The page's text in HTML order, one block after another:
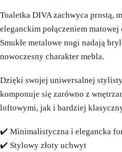
Toaletka DIVA zachwyca prostą,
eleganckim połączeniem
Smukłe metalowe nogi nadają
nowoczesny charakter mebla.
Dzięki swojej uniwersalnej
komponuje się zarówno z
loftowymi, jak i bardziej
✔️ Minimalistyczna i elegancka
✔️ Stylowy złoty uchwyt